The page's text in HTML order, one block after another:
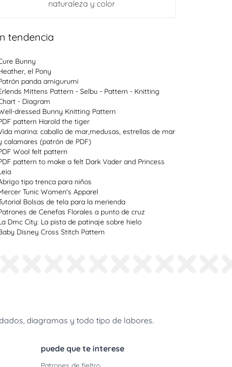
naturaleza y color
tendencia
Bunny
el Pony
panda amigurumi
Mittens Pattern - Selbu - Pattern - Knitting
- Diagram
dressed Bunny Knitting Pattern
pattern Harold the tiger
marina: caballo de mar,medusas, estrellas de mar
calamares (patrón de PDF)
Wool felt pattern
pattern to make a felt Dark Vader and Princess
tipo trenca para niños
Tunic Women's Apparel
Bolsas de tela para la merienda
de Cenefas Florales a punto de cruz
Dmc City: La pista de patinaje sobre hielo
Disney Cross Stitch Pattern
diagramas y todo tipo de labores.
puede que te interese